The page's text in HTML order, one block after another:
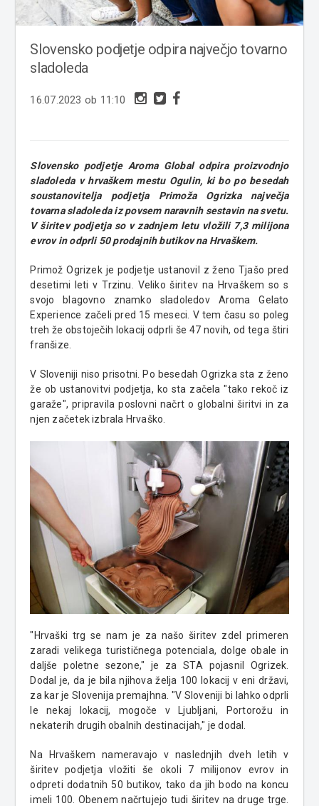
Slovensko podjetje odpira največjo tovarno
sladoleda
16.07.2023 ob 11:10
Slovensko podjetje Aroma Global odpira proizvodnjo
sladoleda v hrvaškem mestu Ogulin, ki bo po besedah
soustanovitelja podjetja Primoža Ogrizka največja
tovarna sladoleda iz povsem naravnih sestavin na svetu.
V širitev podjetja so v zadnjem letu vložili 7,3 milijona
evrov in odprli 50 prodajnih butikov na Hrvaškem.
Primož Ogrizek je podjetje ustanovil z ženo Tjašo pred
desetimi leti v Trzinu. Veliko širitev na Hrvaškem so s
svojo blagovno znamko sladoledov Aroma Gelato
Experience začeli pred 15 meseci. V tem času so poleg
treh že obstoječih lokacij odprli še 47 novih, od tega štiri
franšize.
V Sloveniji niso prisotni. Po besedah Ogrizka sta z ženo
že ob ustanovitvi podjetja, ko sta začela "tako rekoč iz
garaže", pripravila poslovni načrt o globalni širitvi in za
njen začetek izbrala Hrvaško.
"Hrvaški trg se nam je za našo širitev zdel primeren
zaradi velikega turističnega potenciala, dolge obale in
daljše poletne sezone," je za STA pojasnil Ogrizek.
Dodal je, da je bila njihova želja 100 lokacij v eni državi,
za kar je Slovenija premajhna. "V Sloveniji bi lahko odprli
le nekaj lokacij, mogoče v Ljubljani, Portorožu in
nekaterih drugih obalnih destinacijah," je dodal.
Na Hrvaškem nameravajo v naslednjih dveh letih v
širitev podjetja vložiti še okoli 7 milijonov evrov in
odpreti dodatnih 50 butikov, tako da jih bodo na koncu
imeli 100. Obenem načrtujejo tudi širitev na druge trge.